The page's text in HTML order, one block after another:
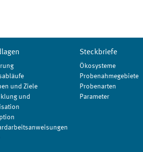
und Ziele
und
Steckbriefe
Ökosysteme
Probenahmegebiete
Probenarten
Parameter